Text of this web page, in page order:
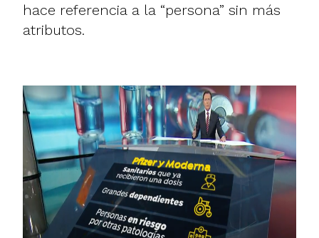
hace referencia a la “persona” sin más
atributos.